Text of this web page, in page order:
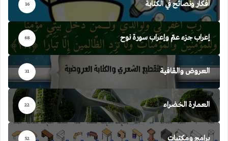
أفكار ونصائح في الكتابة 16
إعراب جزء عمّ وإعراب سورة نوح 68
العروض والقافية 31
العمارة الخضراء 22
برامج ومكتبات 52